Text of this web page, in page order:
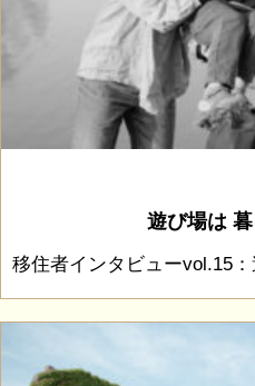
遊び場は
移住者インタビューvol.15